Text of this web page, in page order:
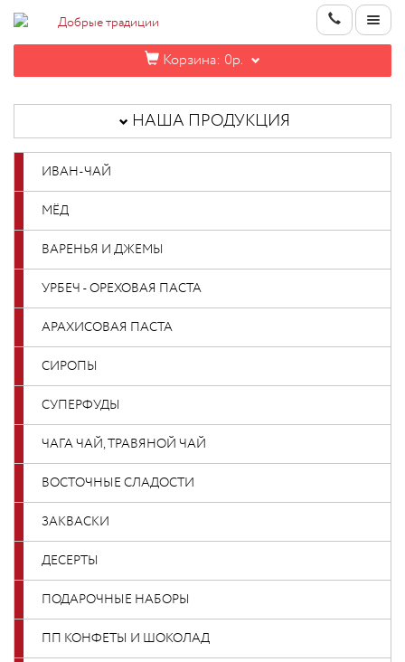
Корзина: 0р.
ИНФОРМАЦИЯ
КОНТАКТЫ
НОВИНКИ
ОПТОВИКАМ
НАША ПРОДУКЦИЯ
ИВАН-ЧАЙ
МЁД
ВАРЕНЬЯ И ДЖЕМЫ
УРБЕЧ - ОРЕХОВАЯ ПАСТА
АРАХИСОВАЯ ПАСТА
СИРОПЫ
СУПЕРФУДЫ
ЧАГА ЧАЙ, ТРАВЯНОЙ ЧАЙ
ВОСТОЧНЫЕ СЛАДОСТИ
ЗАКВАСКИ
ДЕСЕРТЫ
ПОДАРОЧНЫЕ НАБОРЫ
ПП КОНФЕТЫ И ШОКОЛАД